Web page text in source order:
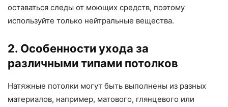
оставаться следы от моющих средств, поэтому
используйте только нейтральные вещества.
2. Особенности ухода за
различными типами потолков
Натяжные потолки могут быть выполнены из разных
материалов, например, матового, глянцевого или